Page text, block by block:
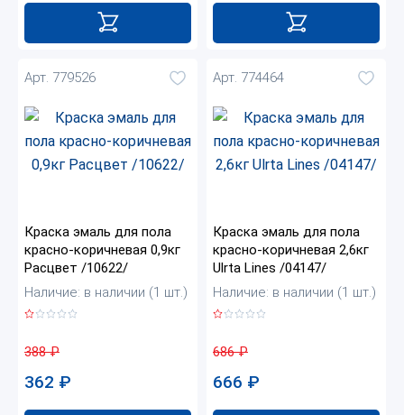
Арт. 779526
Краска эмаль для пола
красно-коричневая 0,9кг
Расцвет /10622/
Наличие: в наличии (1 шт.)
388₽
362 ₽
Арт. 774464
Краска эмаль для пола
красно-коричневая 2,6кг
Ulrta Lines /04147/
Наличие: в наличии (1 шт.)
686₽
666 ₽